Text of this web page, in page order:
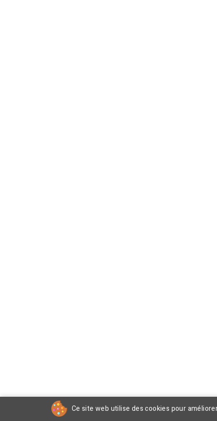
Ce site web utilise des cookies pour